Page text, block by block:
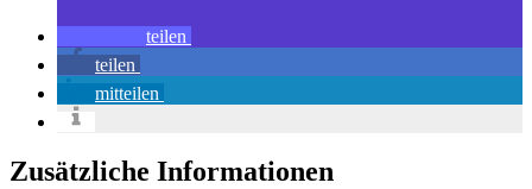
teilen
teilen
mitteilen
Zusätzliche Informationen